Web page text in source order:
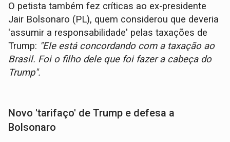
O petista também fez críticas ao ex-presidente
Jair Bolsonaro (PL), quem considerou que deveria
'assumir a responsabilidade' pelas taxações de
Trump: "Ele está concordando com a taxação ao
Brasil. Foi o filho dele que foi fazer a cabeça do
Trump".
Novo 'tarifaço' de Trump e defesa a
Bolsonaro